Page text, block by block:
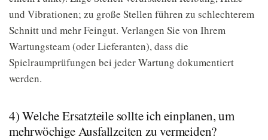
und Vibrationen; zu große Stellen führen zu schlechterem
Schnitt und mehr Feingut. Verlangen Sie von Ihrem
Wartungsteam (oder Lieferanten), dass die
Spielraumprüfungen bei jeder Wartung dokumentiert
werden.
4) Welche Ersatzteile sollte ich einplanen, um
mehrwöchige Ausfallzeiten zu vermeiden?